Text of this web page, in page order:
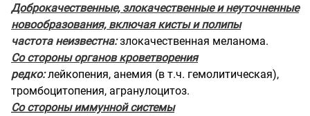
Доброкачественные, злокачественные и неуточненные
новообразования, включая кисты и полипы
частота неизвестна:злокачественная меланома.
Со стороны органов кроветворения
редко:лейкопения, анемия (в т.ч. гемолитическая),
тромбоцитопения, агранулоцитоз.
Со стороны иммунной системы